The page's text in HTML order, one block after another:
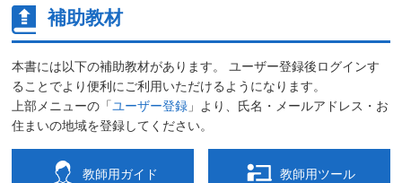
補助教材
本書には以下の補助教材があります。 ユーザー登録後ログインす
ることでより便利にご利用いただけるようになります。
上部メニューの「ユーザー登録 」より、氏名・メールアドレス・お
住まいの地域を登録してください。
教師用ガイド 教師用ツール